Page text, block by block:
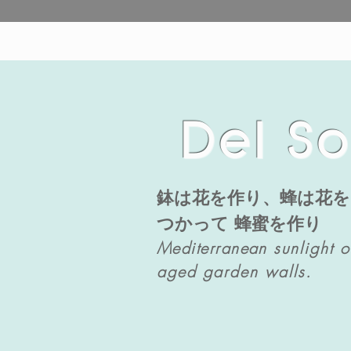
Del
鉢は花を作り、蜂は花を
つかって 蜂蜜を作り
Mediterranean sunlight
aged garden walls.